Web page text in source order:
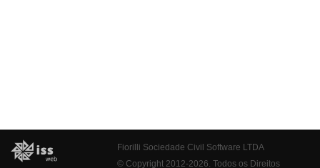
Fiorilli Sociedade Civil Software LTDA
© Copyright 2012-2026. Todos os Direitos